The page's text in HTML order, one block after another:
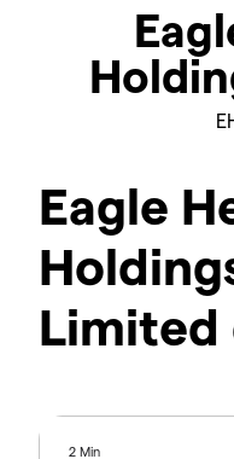
Eagle
Limited
2 Min